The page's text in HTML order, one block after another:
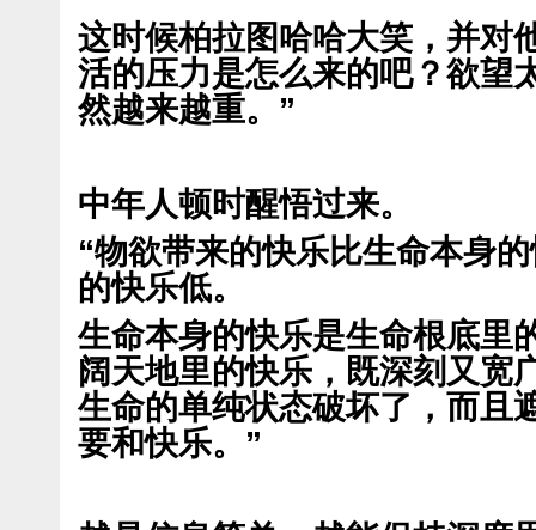
这时候柏拉图哈哈大笑，并对
活的压力是怎么来的吧？欲望
然越来越重。”
中年人顿时醒悟过来。
“物欲带来的快乐比生命本身
的快乐低。
生命本身的快乐是生命根底里
阔天地里的快乐，既深刻又宽
生命的单纯状态破坏了，而且
要和快乐。”